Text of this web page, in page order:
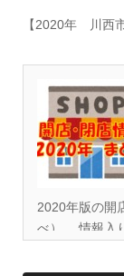
【2020年 川西
2020年版の開
べ）。 情報入